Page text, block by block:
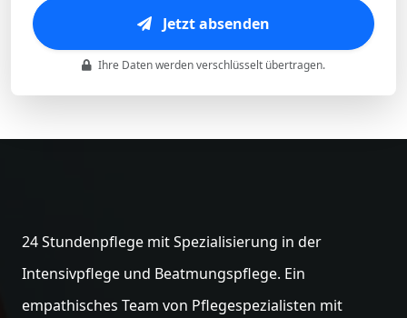
Jetzt absenden
Ihre Daten werden verschlüsselt übertragen.
24 Stundenpflege mit Spezialisierung in der
Intensivpflege und Beatmungspflege. Ein
empathisches Team von Pflegespezialisten mit